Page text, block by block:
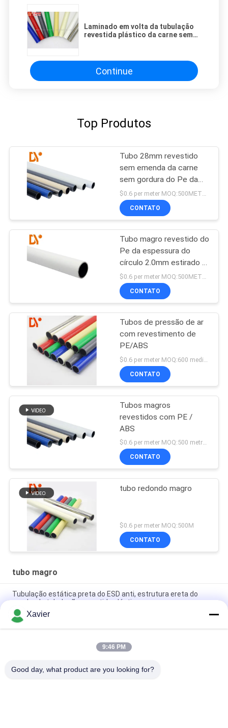
Laminado em volta da tubulação
revestida plástico da carne sem
Continue
Top Produtos
Tubo 28mm revestido
sem emenda da carne
sem gordura do Pe da
certificação do Ce
$0.6 per meter MOQ:500METERS
CONTATO
Tubo magro revestido do
Pe da espessura do
círculo 2.0mm estirado a
frio
CONTATO
Tubos de pressão de ar
com revestimento de
PE/ABS
CONTATO
Tubos magros
revestidos com PE /
ABS
$0.6 per meter MOQ:500 metros.
CONTATO
tubo redondo magro
$0.6 per meter MOQ:500M
CONTATO
tubo magro
Tubulação estática preta do ESD anti, estrutura ereta do
quadro da tubulação revestida plástica
Diâmetro revestido plástico da prova 28mm da oxidação da
tubulação do ESD para a estrutura flexível
O Pe magro da pasta Od28mm revestiu a tubulação de aço
Xavier
9:46 PM
Good day, what product are you looking for?